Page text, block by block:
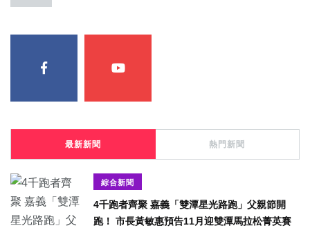
最新新聞 熱門新聞
綜合新聞
4千跑者齊聚 嘉義「雙潭星光路跑」父親節開
跑！ 市長黃敏惠預告11月迎雙潭馬拉松菁英賽